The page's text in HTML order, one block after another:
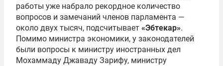
работы уже набрало рекордное количество
вопросов и замечаний членов парламента —
около двух тысяч, подсчитывает «Эбтекар».
Помимо министра экономики, у законодателей
были вопросы к министру иностранных дел
Мохаммаду Джаваду Зарифу, министру